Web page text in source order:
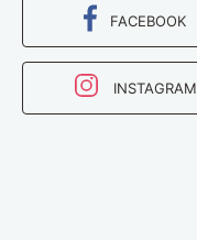
FACEBOOK
INSTAGRAM